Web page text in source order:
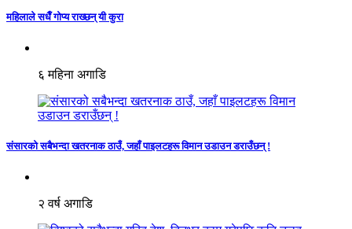
महिलाले सधैँ गोप्य राख्छन् यी कुरा
६ महिना अगाडि
संसारको सबैभन्दा खतरनाक ठाउँ, जहाँ पाइलटहरू विमान उडाउन डराउँछन् !
२ वर्ष अगाडि